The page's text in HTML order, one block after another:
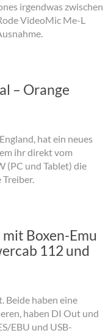
irgendwas zwischen
VideoMic Me-L
– Orange
hat ein neues
ihr direkt vom
(PC und Tablet) die
Boxen-Emu
112 und
Beide haben eine
haben DI Out und
EBU und USB-